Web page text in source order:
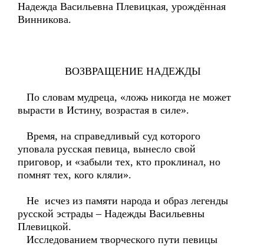
Надежда Васильевна Плевицкая, урождённая
Винникова.
ВОЗВРАЩЕНИЕ НАДЕЖДЫ
По словам мудреца, «ложь никогда не может
вырасти в Истину, возрастая в силе».
Время, на справедливый суд которого
уповала русская певица, вынесло свой
приговор, и «забыли тех, кто проклинал, но
помнят тех, кого кляли».
Не исчез из памяти народа и образ легенды
русской эстрады – Надежды Васильевны
Плевицкой.
Исследованием творческого пути певицы